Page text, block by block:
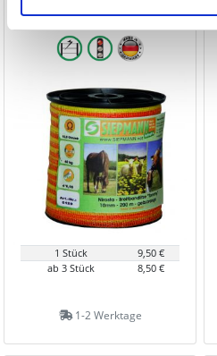
200 m, gelb-orange
1 Stück
9,50 €
ab 3 Stück
8,50 €
1-2 Werktage